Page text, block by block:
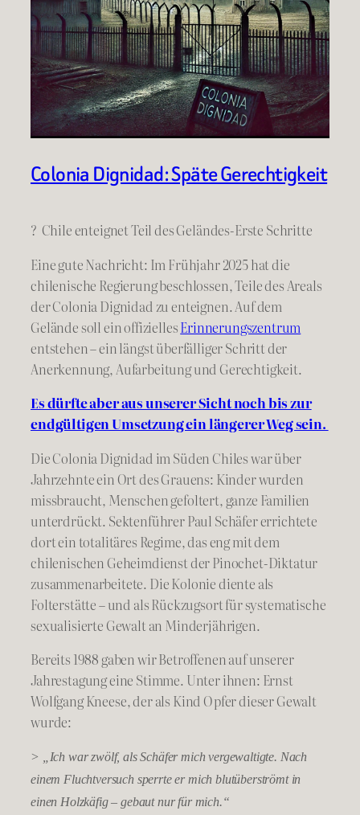
Colonia Dignidad: Späte Gerechtigkeit
? Chile enteignet Teil des Geländes-Erste Schritte
Eine gute Nachricht: Im Frühjahr 2025 hat die
chilenische Regierung beschlossen, Teile des Areals
der Colonia Dignidad zu enteignen. Auf dem
Gelände soll ein offiziellesErinnerungszentrum
entstehen – ein längst überfälliger Schritt der
Anerkennung, Aufarbeitung und Gerechtigkeit.
Es dürfte aber aus unserer Sicht noch bis zur
endgültigen Umsetzung ein längerer Weg sein.
Die Colonia Dignidad im Süden Chiles war über
Jahrzehnte ein Ort des Grauens: Kinder wurden
missbraucht, Menschen gefoltert, ganze Familien
unterdrückt. Sektenführer Paul Schäfer errichtete
dort ein totalitäres Regime, das eng mit dem
chilenischen Geheimdienst der Pinochet-Diktatur
zusammenarbeitete. Die Kolonie diente als
Folterstätte – und als Rückzugsort für systematische
sexualisierte Gewalt an Minderjährigen.
Bereits 1988 gaben wir Betroffenen auf unserer
Jahrestagung eine Stimme. Unter ihnen: Ernst
Wolfgang Kneese, der als Kind Opfer dieser Gewalt
wurde:
> „Ich war zwölf, als Schäfer mich vergewaltigte. Nach
einem Fluchtversuch sperrte er mich blutüberströmt in
einen Holzkäfig – gebaut nur für mich.“